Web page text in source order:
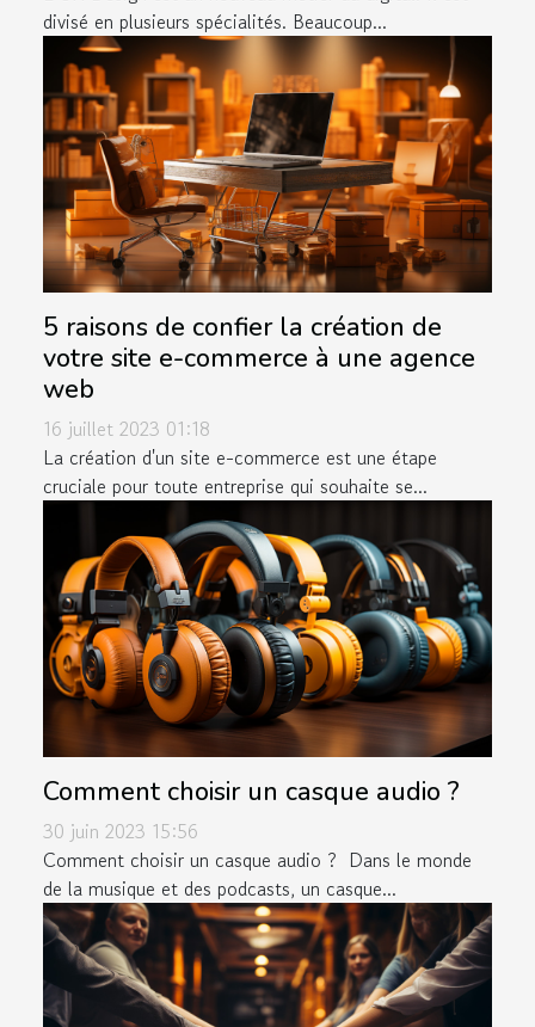
divisé en plusieurs spécialités. Beaucoup...
5 raisons de confier la création de
votre site e-commerce à une agence
web
16 juillet 2023 01:18
La création d'un site e-commerce est une étape
cruciale pour toute entreprise qui souhaite se...
Comment choisir un casque audio ?
30 juin 2023 15:56
Comment choisir un casque audio ? Dans le monde
de la musique et des podcasts, un casque...